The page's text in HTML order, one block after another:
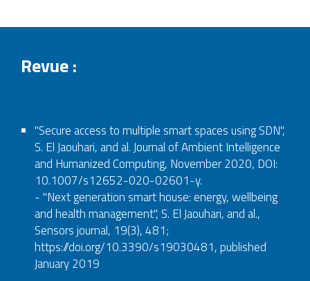
Revue :
"Secure access to multiple smart spaces using SDN",
S. El Jaouhari, and al. Journal of Ambient Intelligence
and Humanized Computing, November 2020, DOI:
10.1007/s12652-020-02601-y.
- "Next generation smart house: energy, wellbeing
and health management", S. El Jaouhari, and al.,
Sensors journal, 19(3), 481;
https://doi.org/10.3390/s19030481, published
January 2019